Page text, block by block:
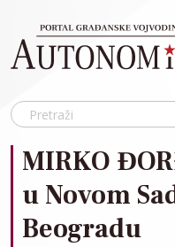
MIRKO
u Novom
Beogradu